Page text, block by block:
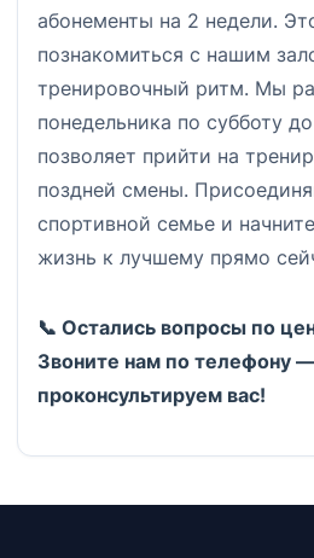
абонементы на 2 недели.
познакомиться с нашим
тренировочный ритм. Мы
понедельника по субботу
позволяет прийти на
поздней смены.
спортивной семье и
жизнь к лучшему прямо
📞 Остались вопросы по
Звоните нам по телефону —
проконсультируем вас!